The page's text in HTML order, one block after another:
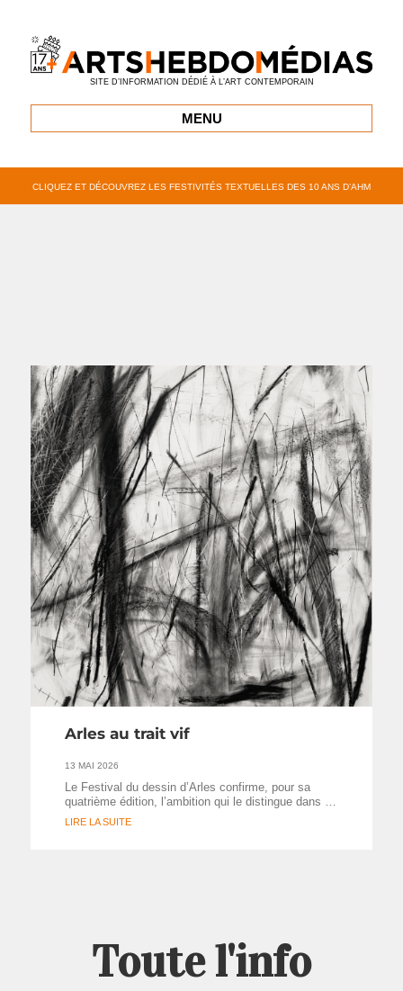
SITE D’INFORMATION DÉDIÉ À L’ART CONTEMPORAIN
MENU
CLIQUEZ ET DÉCOUVREZ LES FESTIVITÉS TEXTUELLES DES 10 ANS D’AHM
Arles au trait vif
13 MAI 2026
Le Festival du dessin d’Arles confirme, pour sa
quatrième édition, l’ambition qui le distingue dans …
LIRE LA SUITE
Toute l'info